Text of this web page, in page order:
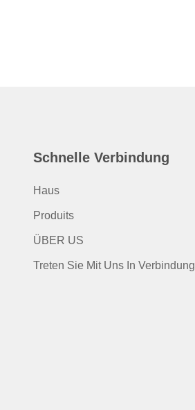
Schnelle Verbindung
Haus
Produits
ÜBER US
Treten Sie Mit Uns In Verbindung